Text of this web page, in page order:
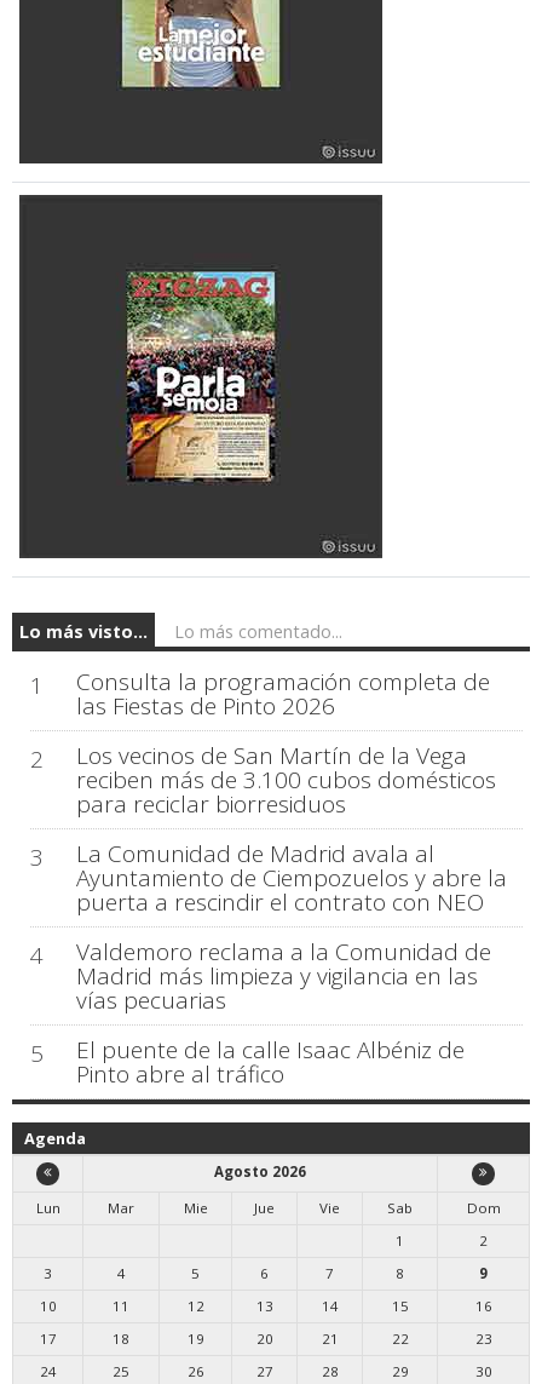
Lo más visto... Lo más comentado...
1 Consulta la programación completa de
las Fiestas de Pinto 2026
2
Los vecinos de San Martín de la Vega
reciben más de 3.100 cubos domésticos
para reciclar biorresiduos
3
La Comunidad de Madrid avala al
Ayuntamiento de Ciempozuelos y abre la
puerta a rescindir el contrato con NEO
4
Valdemoro reclama a la Comunidad de
Madrid más limpieza y vigilancia en las
vías pecuarias
5
El puente de la calle Isaac Albéniz de
Pinto abre al tráfico
Agenda
Agosto 2026
Lun
Mar Mie Jue Vie Sab
Dom
1
2
3
4 5 6 7 8
9
10
11 12 13 14 15
16
17
18 19 20 21 22
23
24
25 26 27 28 29
30